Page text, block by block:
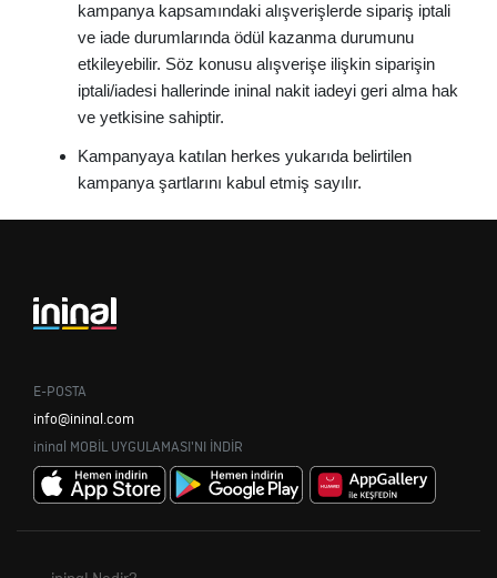
kampanya kapsamındaki alışverişlerde sipariş iptali
ve iade durumlarında ödül kazanma durumunu
etkileyebilir. Söz konusu alışverişe ilişkin siparişin
iptali/iadesi hallerinde ininal nakit iadeyi geri alma hak
ve yetkisine sahiptir.
Kampanyaya katılan herkes yukarıda belirtilen
kampanya şartlarını kabul etmiş sayılır.
E-POSTA
info@ininal.com
ininal MOBİL UYGULAMASI'NI İNDİR